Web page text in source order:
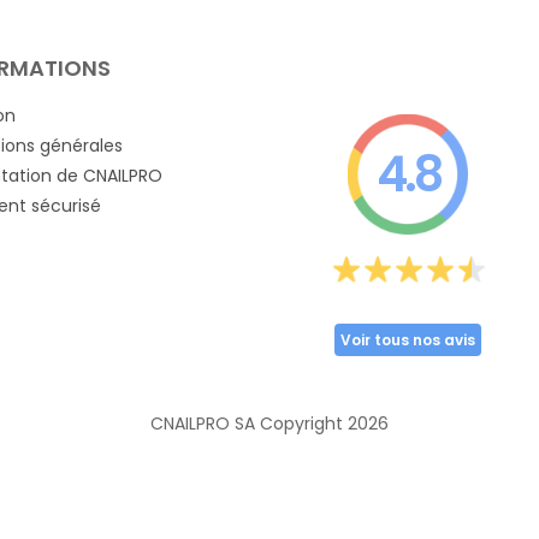
générales
de CNAILPRO
sécurisé
4.8
Voir tous nos avis
CNAILPRO SA Copyright 2026